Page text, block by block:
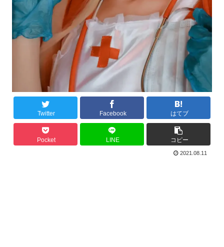
Twitter Facebook はてブ
Pocket LINE コピー
2021.08.11